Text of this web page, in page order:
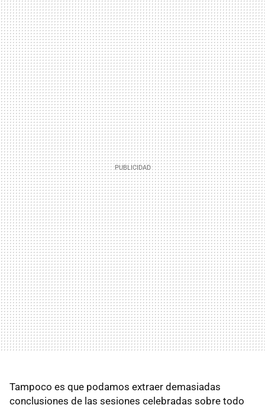
Tampoco es que podamos extraer demasiadas
conclusiones de las sesiones celebradas sobre todo